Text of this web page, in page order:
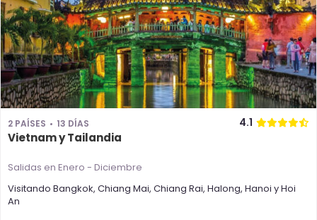
2 PAÍSES 13 DÍAS 4.1
Vietnam y Tailandia
Salidas en Enero - Diciembre
Visitando Bangkok, Chiang Mai, Chiang Rai, Halong, Hanoi yHoi
An